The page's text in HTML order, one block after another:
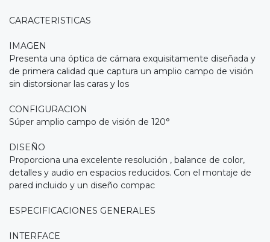
CARACTERISTICAS
IMAGEN
Presenta una óptica de cámara exquisitamente diseñada y
de primera calidad que captura un amplio campo de visión
sin distorsionar las caras y los
CONFIGURACION
Súper amplio campo de visión de 120°
DISEÑO
Proporciona una excelente resolución , balance de color,
detalles y audio en espacios reducidos. Con el montaje de
pared incluido y un diseño compac
ESPECIFICACIONES GENERALES
INTERFACE